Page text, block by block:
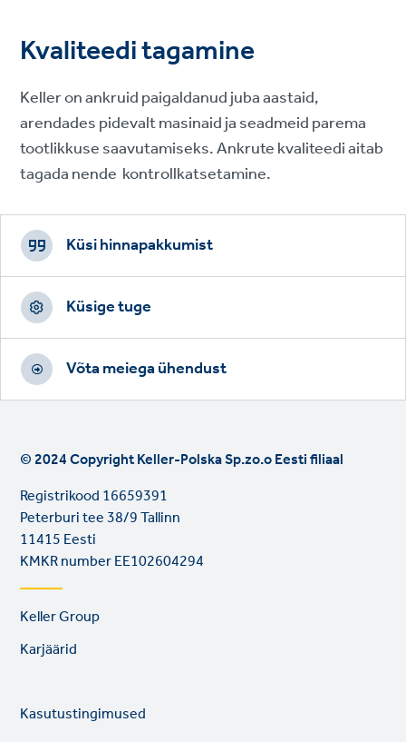
Kvaliteedi tagamine
Keller on ankruid paigaldanud juba aastaid,
arendades pidevalt masinaid ja seadmeid parema
tootlikkuse saavutamiseks. Ankrute kvaliteedi aitab
tagada nende kontrollkatsetamine.
Footer
CTAs
Küsi hinnapakkumist
Küsige tuge
Võta meiega ühendust
© 2024 Copyright Keller-Polska Sp.zo.o Eesti filiaal
Registrikood 16659391
Peterburi tee 38/9 Tallinn
11415 Eesti
KMKR number EE102604294
Footer
links
Keller Group
Karjäärid
Legal
Kasutustingimused